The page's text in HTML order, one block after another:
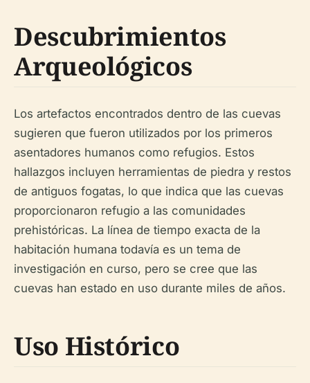
Descubrimientos
Arqueológicos
Los artefactos encontrados dentro de las cuevas
sugieren que fueron utilizados por los primeros
asentadores humanos como refugios. Estos
hallazgos incluyen herramientas de piedra y restos
de antiguos fogatas, lo que indica que las cuevas
proporcionaron refugio a las comunidades
prehistóricas. La línea de tiempo exacta de la
habitación humana todavía es un tema de
investigación en curso, pero se cree que las
cuevas han estado en uso durante miles de años.
Uso Histórico